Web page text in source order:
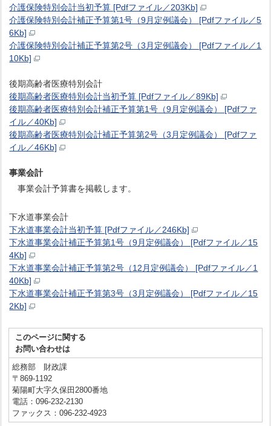
介護保険特別会計当初予算 [Pdfファイル／203Kb]
介護保険特別会計補正予算第1号（9月定例議会） [Pdfファイル／5
6Kb]
介護保険特別会計補正予算第2号（3月定例議会） [Pdfファイル／1
10Kb]
後期高齢者医療特別会計
後期高齢者医療特別会計当初予算 [Pdfファイル／89Kb]
後期高齢者医療特別会計補正予算第1号（9月定例議会） [Pdfファ
イル／40Kb]
後期高齢者医療特別会計補正予算第2号（3月定例議会） [Pdfファ
イル／46Kb]
事業会計
事業会計予算書を掲載します。
下水道事業会計
下水道事業会計当初予算 [Pdfファイル／246Kb]
下水道事業会計補正予算第1号（9月定例議会） [Pdfファイル／15
4Kb]
下水道事業会計補正予算第2号（12月定例議会） [Pdfファイル／1
40Kb]
下水道事業会計補正予算第3号（3月定例議会） [Pdfファイル／15
2Kb]
このページに関する
お問い合わせは
総務部 財政課
〒869-1192
菊陽町大字久保田2800番地
電話：096-232-2130
ファックス：096-232-4923